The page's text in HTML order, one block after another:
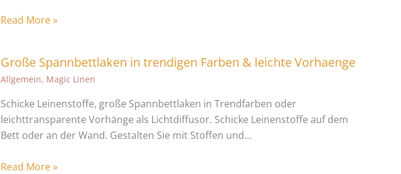
Read More »
Große Spannbettlaken in trendigen Farben & leichte Vorhaenge
Allgemein, Magic Linen
Schicke Leinenstoffe, große Spannbettlaken in Trendfarben oder
leichttransparente Vorhänge als Lichtdiffusor. Schicke Leinenstoffe auf dem
Bett oder an der Wand. Gestalten Sie mit Stoffen und…
Read More »